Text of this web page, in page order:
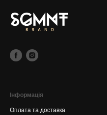
Інформація
Оплата та доставка